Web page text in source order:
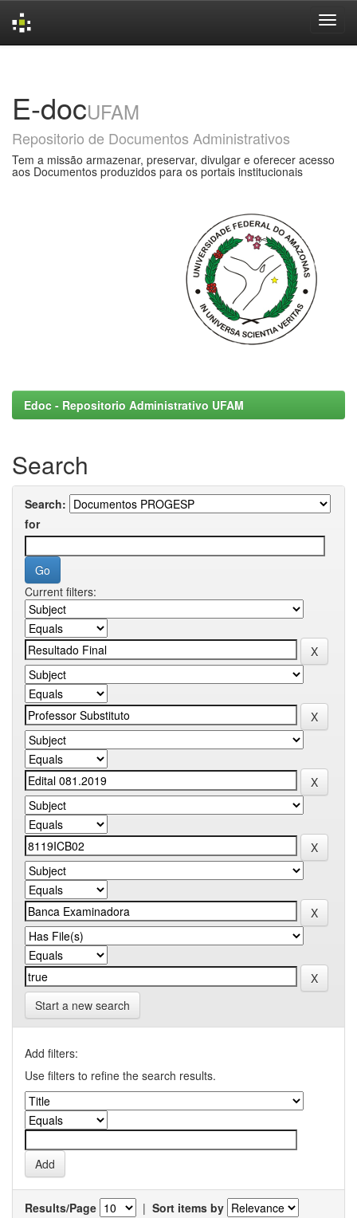
E-docUFAM
Repositorio de Documentos Administrativos
Tem a missão armazenar, preservar, divulgar e oferecer acesso
aos Documentos produzidos para os portais institucionais
Edoc - Repositorio Administrativo UFAM
Search
Search:
for
Current filters:
Start a new search
Add filters:
Use filters to refine the search results.
Results/Page | Sort items by